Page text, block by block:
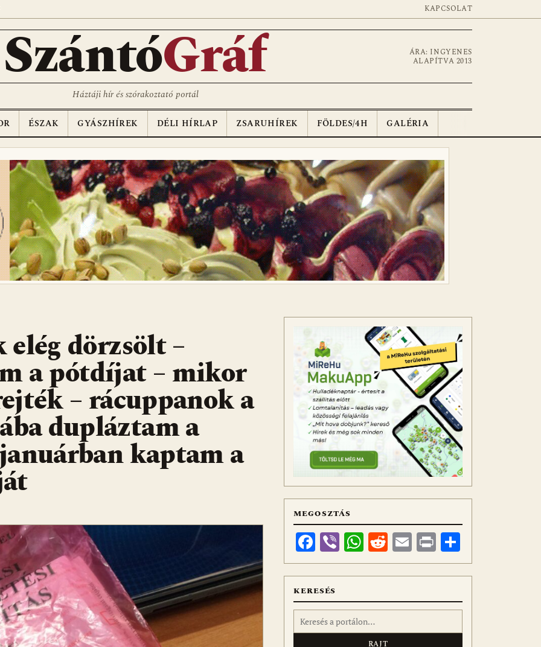
KAPCSOLAT
SzántóGráf
ÁRA: INGYENES
ALAPÍTVA 2013
Háztáji hír és szórakoztató portál
ÉSZAK GYÁSZHÍREK DÉLI HÍRLAP ZSARUHÍREK FÖLDES/4H GALÉRIA
elég dörzsölt –
a pótdíjat – mikor
– rácuppanok a
dupláztam a
kaptam a
MEGOSZTÁS
Facebook
ViberWhatsApp
Reddit
Email
Print
meg
KERESÉS
Keresés: